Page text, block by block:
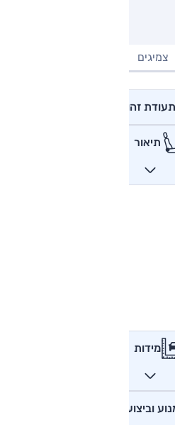
צמיגים
תעודת זהות
תיאור
מידות
וביצועים